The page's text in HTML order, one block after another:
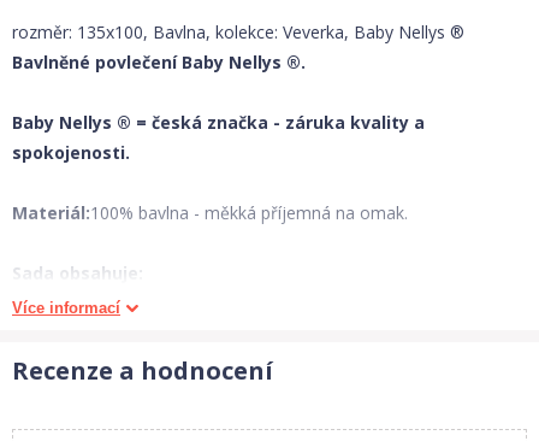
rozměr: 135x100, Bavlna, kolekce: Veverka, Baby Nellys ®
Bavlněné povlečení Baby Nellys ®.
Baby Nellys ® = česká značka - záruka kvality a
spokojenosti.
Materiál:100% bavlna - měkká příjemná na omak.
Sada obsahuje:
Povlečení na polštářek cca 40x60cm.
zákazníka.
Certifikováno - atest (zboží určené pro děti).
Více informací
Recenze a hodnocení